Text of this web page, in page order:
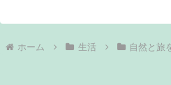
ホーム 生活 自然と旅